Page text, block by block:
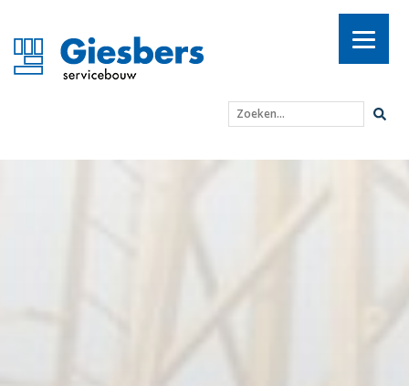
Zoeken...
Holding Trebbe neemt